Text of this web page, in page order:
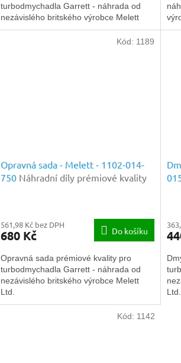
turbodmychadla Garrett - náhrada od
nezávislého britského výrobce Melett
Ltd.
Opravná sada - Melett - 1102-014-
750 Náhradní díly prémiové kvality
561,98 Kč bez DPH
680 Kč Do košíku
Opravná sada prémiové kvality pro
turbodmychadla Garrett - náhrada od
nezávislého britského výrobce Melett
Ltd.
Kód: 1189
Ltd.
Kód: 1142